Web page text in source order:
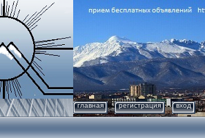
главная регистрация вход